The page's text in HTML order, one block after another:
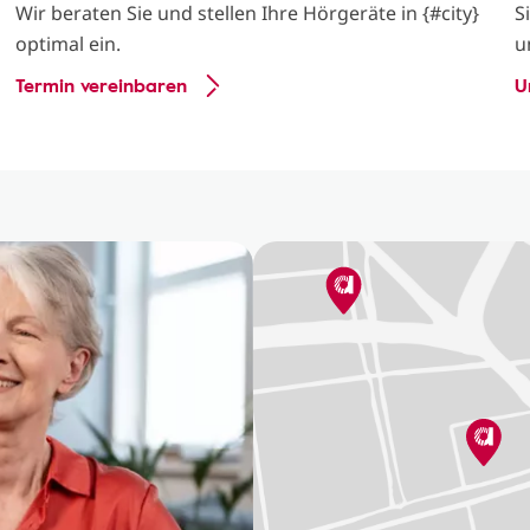
Wir beraten Sie und stellen Ihre Hörgeräte in {#city}
optimal ein.
Termin vereinbaren